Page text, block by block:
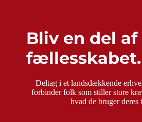
Bliv en del af
fællesskabet.
Deltag i et landsdækkende
forbinder folk som stiller store
hvad de bruger deres